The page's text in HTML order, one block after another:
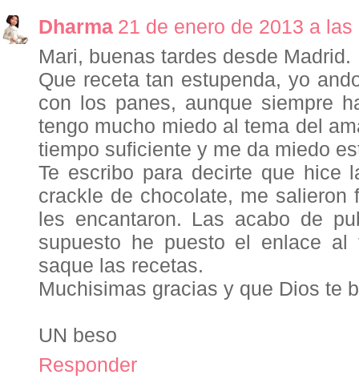
Dharma 21 de enero de 2013 a las
Mari, buenas tardes desde Madrid.
Que receta tan estupenda, yo
con los panes, aunque siempre
tengo mucho miedo al tema del
tiempo suficiente y me da miedo
Te escribo para decirte que hice
crackle de chocolate, me
les encantaron. Las acabo de
supuesto he puesto el enlace
saque las recetas.
Muchisimas gracias y que Dios te
UN beso
Responder